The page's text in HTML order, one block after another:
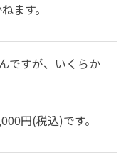
ます。
ですが、いくらか
円(税込)です。